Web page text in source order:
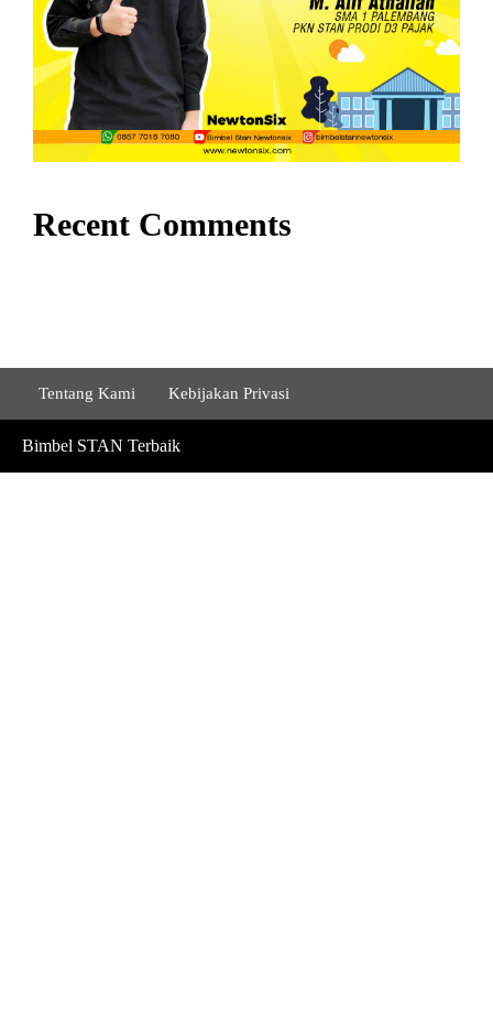
Recent Comments
Tentang Kami Kebijakan Privasi
Bimbel STAN Terbaik